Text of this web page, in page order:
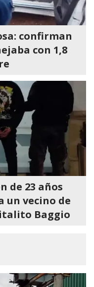
confirman
con 1,8
de 23 años
un vecino de
Baggio